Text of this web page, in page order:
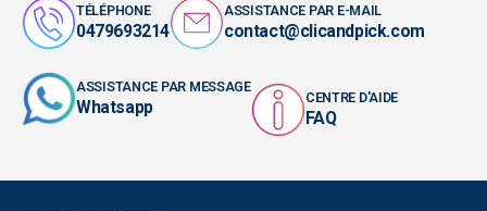
TÉLÉPHONE
0479693214
ASSISTANCE PAR E-MAIL
contact@clicandpick.com
ASSISTANCE PAR MESSAGE
Whatsapp CENTRE D'AIDE
FAQ